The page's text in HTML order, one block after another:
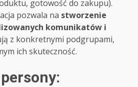
gotowość do zakupu).
pozwala na stworzenie
komunikatów i
z konkretnymi podgrupami,
ich skuteczność.